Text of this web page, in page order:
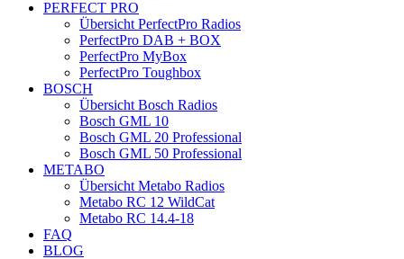
PERFECT PRO
Übersicht PerfectPro Radios
PerfectPro DAB + BOX
PerfectPro MyBox
PerfectPro Toughbox
BOSCH
Übersicht Bosch Radios
Bosch GML 10
Bosch GML 20 Professional
Bosch GML 50 Professional
METABO
Übersicht Metabo Radios
Metabo RC 12 WildCat
Metabo RC 14.4-18
FAQ
BLOG